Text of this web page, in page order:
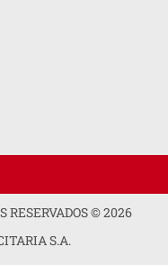
RESERVADOS ©2026
S.A.